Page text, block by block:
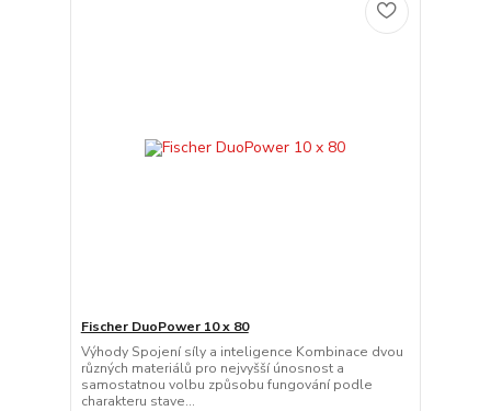
Fischer DuoPower 10 x 80
Výhody Spojení síly a inteligence Kombinace dvou
různých materiálů pro nejvyšší únosnost a
samostatnou volbu způsobu fungování podle
charakteru stave...